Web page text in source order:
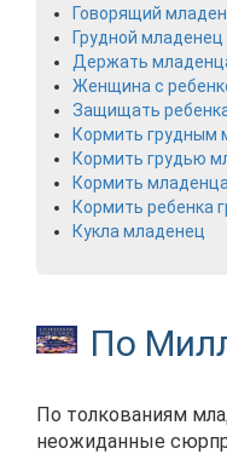
Говорящий
Грудной младенец
Держать
Женщина с
Защищать
Кормить грудным
Кормить грудью
Кормить младенца
Кормить ребенка
Кукла младенец
По
По толкованиям
неожиданные